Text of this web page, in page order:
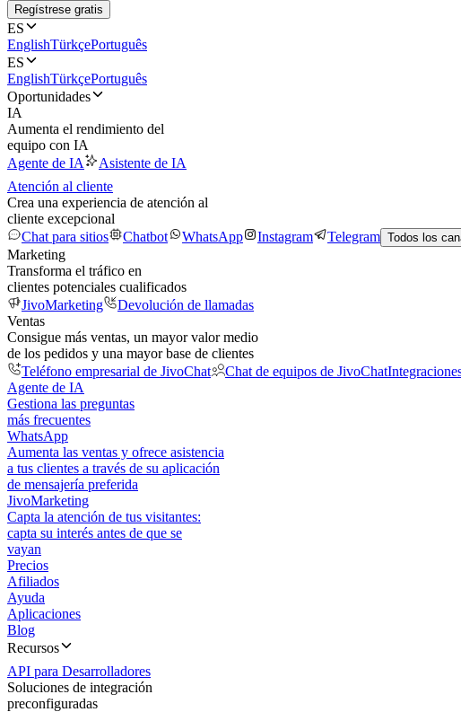
Regístrese gratis
ES
EnglishTürkçePortuguês
ES
EnglishTürkçePortuguês
Oportunidades
IA
Aumenta el rendimiento del
equipo con IA
Agente de IA
Asistente de IA
Atención al cliente
Crea una experiencia de atención al
cliente excepcional
Chat para sitios
Chatbot WhatsApp Instagram Telegram Todos los
Marketing
Transforma el tráfico en
clientes potenciales cualificados
JivoMarketing
Devolución de llamadas
Ventas
Consigue más ventas, un mayor valor medio
de los pedidos y una mayor base de clientes
Teléfono empresarial de JivoChat
Chat de equipos de JivoChat
Agente de IA
Gestiona las preguntas
más frecuentes
WhatsApp
Aumenta las ventas y ofrece asistencia
a tus clientes a través de su aplicación
de mensajería preferida
JivoMarketing
Capta la atención de tus visitantes:
capta su interés antes de que se
vayan
Precios
Afiliados
Ayuda
Aplicaciones
Blog
Recursos
API para Desarrolladores
Soluciones de integración
preconfiguradas